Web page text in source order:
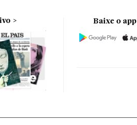
Baixe o app